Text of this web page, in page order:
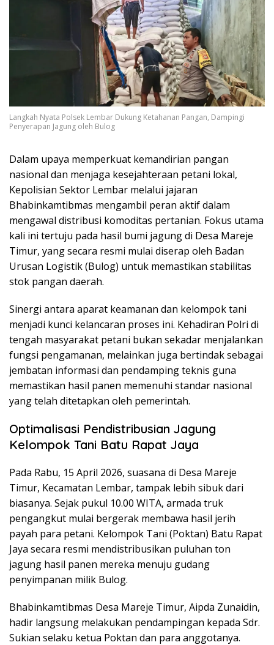
Langkah Nyata Polsek Lembar Dukung Ketahanan Pangan, Dampingi
Penyerapan Jagung oleh Bulog
Dalam upaya memperkuat kemandirian pangan
nasional dan menjaga kesejahteraan petani lokal,
Kepolisian Sektor Lembar melalui jajaran
Bhabinkamtibmas mengambil peran aktif dalam
mengawal distribusi komoditas pertanian. Fokus utama
kali ini tertuju pada hasil bumi jagung di Desa Mareje
Timur, yang secara resmi mulai diserap oleh Badan
Urusan Logistik (Bulog) untuk memastikan stabilitas
stok pangan daerah.
Sinergi antara aparat keamanan dan kelompok tani
menjadi kunci kelancaran proses ini. Kehadiran Polri di
tengah masyarakat petani bukan sekadar menjalankan
fungsi pengamanan, melainkan juga bertindak sebagai
jembatan informasi dan pendamping teknis guna
memastikan hasil panen memenuhi standar nasional
yang telah ditetapkan oleh pemerintah.
Optimalisasi Pendistribusian Jagung
Kelompok Tani Batu Rapat Jaya
Pada Rabu, 15 April 2026, suasana di Desa Mareje
Timur, Kecamatan Lembar, tampak lebih sibuk dari
biasanya. Sejak pukul 10.00 WITA, armada truk
pengangkut mulai bergerak membawa hasil jerih
payah para petani. Kelompok Tani (Poktan) Batu Rapat
Jaya secara resmi mendistribusikan puluhan ton
jagung hasil panen mereka menuju gudang
penyimpanan milik Bulog.
Bhabinkamtibmas Desa Mareje Timur, Aipda Zunaidin,
hadir langsung melakukan pendampingan kepada Sdr.
Sukian selaku ketua Poktan dan para anggotanya.